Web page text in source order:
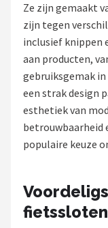
Mountainbikes
Shop
POPULAIRE
Basil
Volare
AXA
Ze zijn gemaakt
zijn tegen
inclusief knippen
aan producten,
gebruiksgemak
een strak design
esthetiek van
betrouwbaarheid
populaire keuze
fietssloten